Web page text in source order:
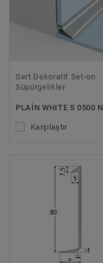
Sert Dekoratif Set-on
Süpürgelikler
PLAIN WHITE S 0500 N
Karşılaştır